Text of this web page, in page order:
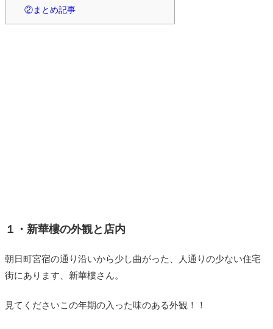
②まとめ記事
１・新華樓の外観と店内
朝日町宮宿の通り沿いから少し曲がった、人通りの少ない住宅
街にあります、新華樓さん。
見てくださいこの年期の入った味のある外観！！